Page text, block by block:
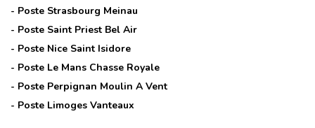
- Poste Strasbourg Meinau
- Poste Saint Priest Bel Air
- Poste Nice Saint Isidore
- Poste Le Mans Chasse Royale
- Poste Perpignan Moulin A Vent
- Poste Limoges Vanteaux